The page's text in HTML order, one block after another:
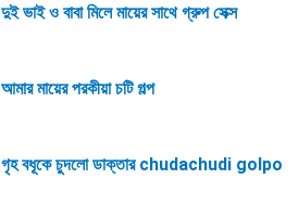
দুই ভাই ও বাবা মিলে মায়ের সাথে গ্রুপ সেক্স
আমার মায়ের পরকীয়া চটি গল্প
গৃহ বধূকে চুদলো ডাক্তার chudachudi golpo